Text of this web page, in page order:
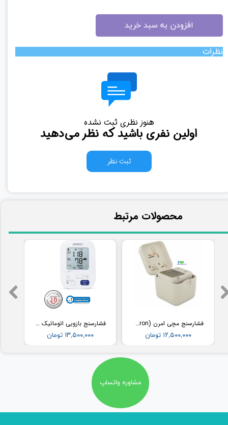
افزودن به سبد خرید
نظرات
هنوز نظری ثبت نشده
اولین نفری باشید که نظر می‌دهید
ثبت نظر
فشارسنج بازویی اتوماتیک با کاف پهن امرن (OMRON) مدل M3
۱۳,۵۰۰,۰۰۰ تومان
فشارسنج مچی امرن (Omron) مدل RS2
۱۲,۵۰۰,۰۰۰ تومان
​محصولات مرتبط
مشاوره واتساپ